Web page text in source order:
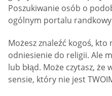
Poszukiwanie osób o
ogólnym portalu
Możesz znaleźć kogoś,
odniesienie do religii. Ale
lub błąd. Może czytasz, że
sensie, który nie jest